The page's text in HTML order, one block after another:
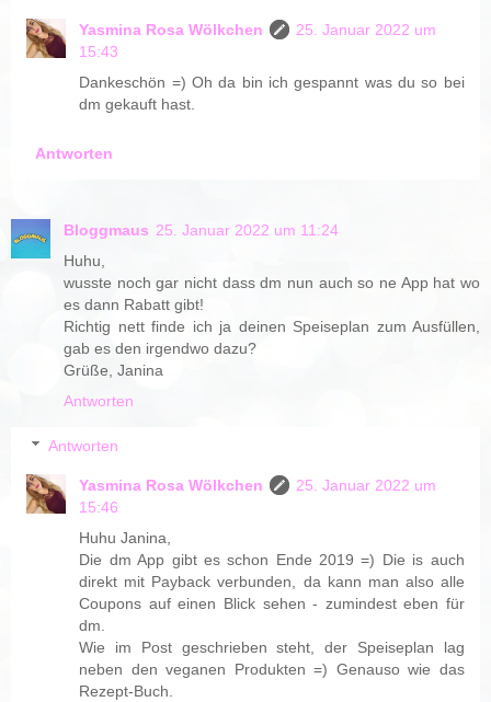
Yasmina Rosa Wölkchen
25. Januar 2022 um
15:43
Dankeschön =) Oh da bin ich gespannt was du so bei
dm gekauft hast.
Antworten
Bloggmaus 25. Januar 2022 um 11:24
Huhu,
wusste noch gar nicht dass dm nun auch so ne App hat wo
es dann Rabatt gibt!
Richtig nett finde ich ja deinen Speiseplan zum Ausfüllen,
gab es den irgendwo dazu?
Grüße, Janina
Antworten
Antworten
Yasmina Rosa Wölkchen
25. Januar 2022 um
15:46
Huhu Janina,
Die dm App gibt es schon Ende 2019 =) Die is auch
direkt mit Payback verbunden, da kann man also alle
Coupons auf einen Blick sehen - zumindest eben für
dm.
Wie im Post geschrieben steht, der Speiseplan lag
neben den veganen Produkten =) Genauso wie das
Rezept-Buch.